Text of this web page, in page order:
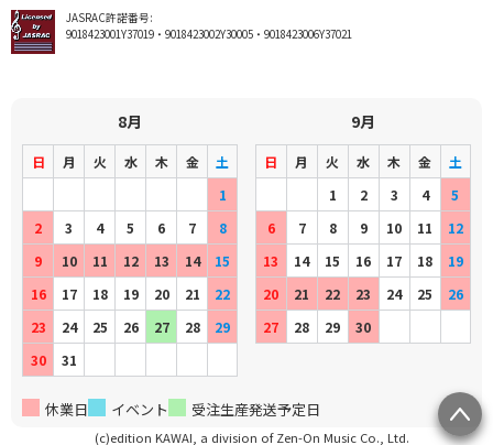
JASRAC許諾番号:
9018423001Y37019・9018423002Y30005・9018423006Y37021
8月
日 月 火 水 木 金
土
1
2
3 4 5 6 7
8
9
10 11 12 13 14
15
16
17 18 19 20 21
22
23
24 25 26 27 28
29
30
31
9月
日 月 火 水 木 金
土
1
2 3 4
5
6
7 8 9 10 11
12
13
14 15 16 17 18
19
20
21 22 23 24 25
26
27
28 29 30
休業日 イベント 受注生産発送予定日
(c)edition KAWAI, a division of Zen-On Music Co., Ltd.